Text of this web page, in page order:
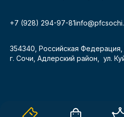
+7 (928) 294-97-81
354340, Российская Федерация,
г. Сочи, Адлерский район, ул.